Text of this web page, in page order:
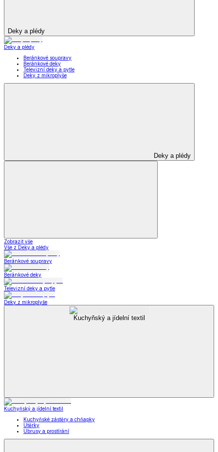
Deky a plédy
Deky a plédy
Beránkové soupravy
Beránkové deky
Televizní deky a pytle
Deky z mikroplyše
Deky a plédy
Zobrazit vše
Vše z Deky a plédy
Beránkové soupravy
Beránkové deky
Televizní deky a pytle
Deky z mikroplyše
Kuchyňský a jídelní textil
Kuchyňský a jídelní textil
Kuchyňské zástěry a chňapky
Utěrky
Ubrusy a prostírání